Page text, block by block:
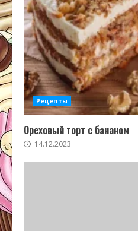
Рецепты
Ореховый торт с бананом
14.12.2023